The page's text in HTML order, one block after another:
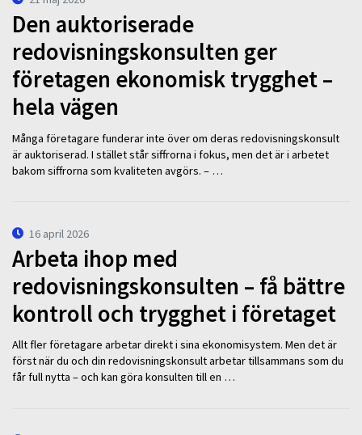
Den auktoriserade
redovisningskonsulten ger
företagen ekonomisk trygghet –
hela vägen
Många företagare funderar inte över om deras redovisningskonsult
är auktoriserad. I stället står siffrorna i fokus, men det är i arbetet
bakom siffrorna som kvaliteten avgörs. – …
16 april 2026
Arbeta ihop med
redovisningskonsulten – få bättre
kontroll och trygghet i företaget
Allt fler företagare arbetar direkt i sina ekonomisystem. Men det är
först när du och din redovisningskonsult arbetar tillsammans som du
får full nytta – och kan göra konsulten till en …